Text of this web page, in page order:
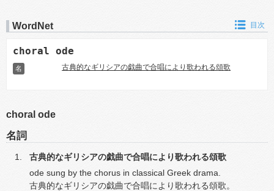
WordNet 目次
choral ode
名 古典的なギリシアの戯曲で合唱により歌われる頌歌
choral ode
名詞
古典的なギリシアの戯曲で合唱により歌われる頌歌
ode sung by the chorus in classical Greek drama.
古典的なギリシアの戯曲で合唱により歌われる頌歌。